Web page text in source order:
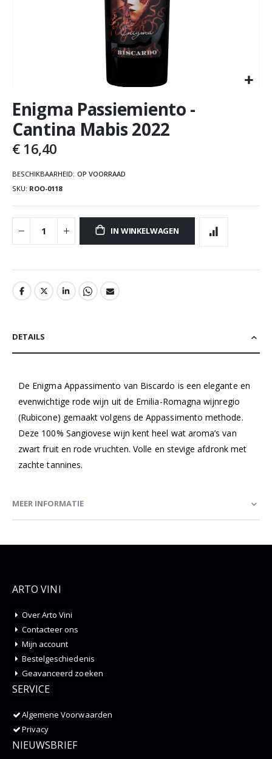
Enigma Passiemiento -
Cantina Mabis 2022
€ 16,40
BESCHIKBAARHEID: OP VOORRAAD
SKU ROO-0118
IN WINKELWAGEN
DETAILS
De Enigma Appassimento van Biscardo is een elegante en
evenwichtige rode wijn uit de Emilia-Romagna wijnregio
(Rubicone) gemaakt volgens de Appassimento methode.
Deze 100% Sangiovese wijn kent heel wat aroma’s van
zwart fruit en rode vruchten. Volle en stevige afdronk met
zachte tannines.
MEER INFORMATIE
ARTO VINI
Over Arto Vini
Contacteer ons
Mijn account
Bestelgeschiedenis
Geavanceerd zoeken
SERVICE
Algemene Voorwaarden
Privacy
NIEUWSBRIEF